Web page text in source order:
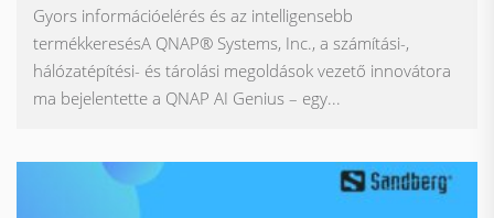
Gyors információelérés és az intelligensebb
termékkeresésA QNAP® Systems, Inc., a számítási-,
hálózatépítési- és tárolási megoldások vezető innovátora
ma bejelentette a QNAP AI Genius – egy...